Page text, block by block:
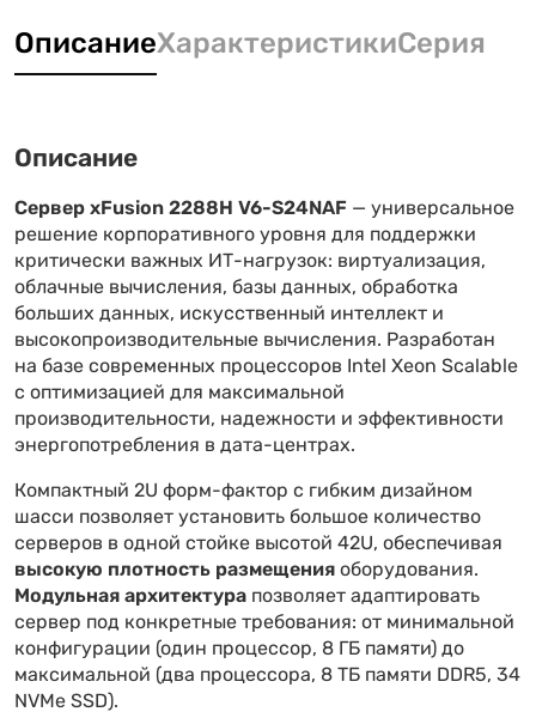
ОписаниеХарактеристикиСерия
Описание
Сервер xFusion 2288H V6-S24NAF — универсальное
решение корпоративного уровня для поддержки
критически важных ИТ-нагрузок: виртуализация,
облачные вычисления, базы данных, обработка
больших данных, искусственный интеллект и
высокопроизводительные вычисления. Разработан
на базе современных процессоров Intel Xeon Scalable
с оптимизацией для максимальной
производительности, надежности и эффективности
энергопотребления в дата-центрах.
Компактный 2U форм-фактор с гибким дизайном
шасси позволяет установить большое количество
серверов в одной стойке высотой 42U, обеспечивая
высокую плотность размещенияоборудования.
Модульная архитектура позволяет адаптировать
сервер под конкретные требования: от минимальной
конфигурации (один процессор, 8 ГБ памяти) до
максимальной (два процессора, 8 ТБ памяти DDR5, 34
NVMe SSD).